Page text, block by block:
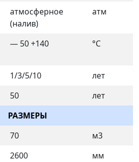
атмосферное
(налив)
атм
— 50 +140 °C
1/3/5/10
лет
50
лет
РАЗМЕРЫ
70
м3
2600
мм